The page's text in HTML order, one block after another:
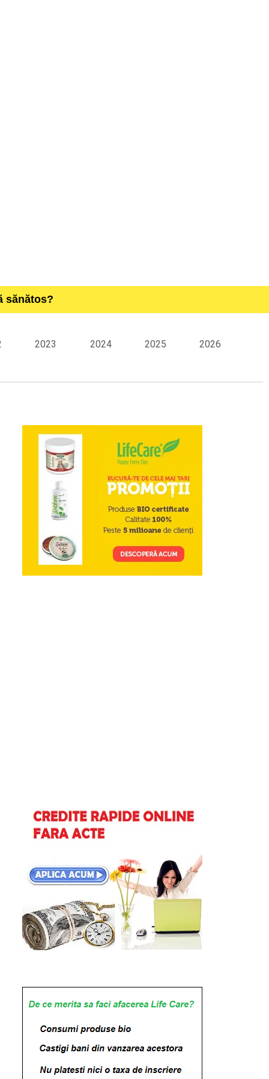
sănătos?
2023 2024 2025 2026